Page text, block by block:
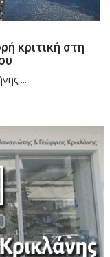
κριτική στη